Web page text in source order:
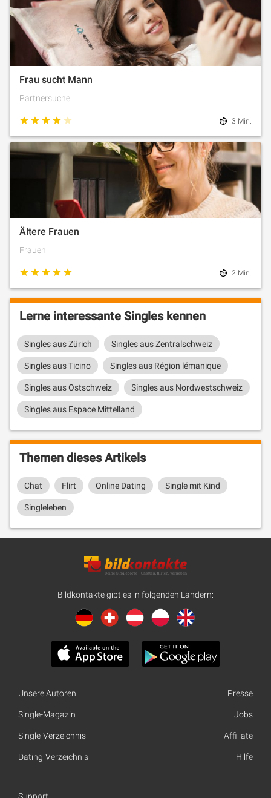
Frau sucht Mann
Partnersuche
3 Min.
Ältere Frauen
Frauen
2 Min.
Lerne interessante Singles kennen
Singles aus Zürich Singles aus Zentralschweiz
Singles aus Ticino Singles aus Région lémanique
Singles aus Ostschweiz Singles aus Nordwestschweiz
Singles aus Espace Mittelland
Themen dieses Artikels
Chat Flirt Online Dating Single mit Kind
Singleleben
Bildkontakte gibt es in folgenden Ländern:
Unsere Autoren
Single-Magazin
Single-Verzeichnis
Dating-Verzeichnis
Presse
Jobs
Affiliate
Hilfe